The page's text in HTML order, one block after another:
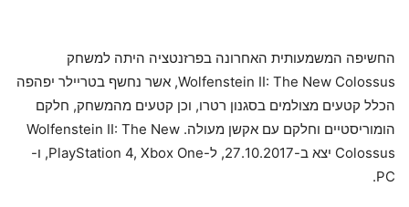
החשיפה המשמעותית האחרונה בפרזנטציה היתה למשחק
Wolfenstein II: The New Colossus, אשר נחשף בטריילר יפהפה
הכלל קטעים מצולמים בסגנון רטרו, וכן קטעים מהמשחק, חלקם
הומוריסטיים וחלקם עם אקשן מעולה. Wolfenstein II: The New
Colossus יצא ב-27.10.2017, ל-PlayStation 4, Xbox One, ו-
PC.